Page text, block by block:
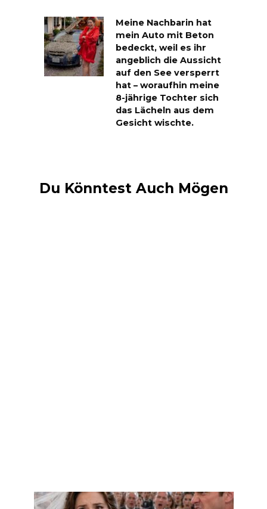
Meine Nachbarin hat
mein Auto mit Beton
bedeckt, weil es ihr
angeblich die Aussicht
auf den See versperrt
hat – woraufhin meine
8-jährige Tochter sich
das Lächeln aus dem
Gesicht wischte.
Du Könntest Auch Mögen